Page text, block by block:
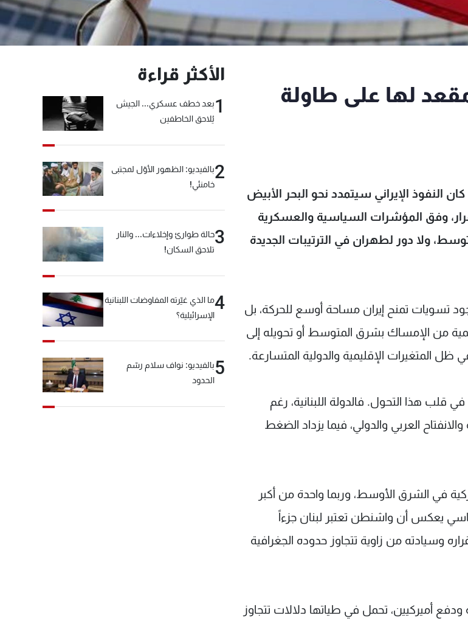
لها على طاولة
النفوذ الإيراني سيتمدد نحو البحر الأبيض
وفق المؤشرات السياسية والعسكرية
ولا دور لطهران في الترتيبات الجديدة
تسويات تمنح إيران مساحة أوسع للحركة، بل
من الإمساك بشرق المتوسط أو تحويله إلى
المتغيرات الإقليمية والدولية المتسارعة.
قلب هذا التحول. فالدولة اللبنانية، رغم
العربي والدولي، فيما يزداد الضغط
في الشرق الأوسط، وربما واحدة من أكبر
يعكس أن واشنطن تعتبر لبنان جزءاً
وسيادته من زاوية تتجاوز حدوده الجغرافية
ودفع أميركيين، تحمل في طياتها دلالات تتجاوز
الأكثر قراءة
1بعد خطف عسكري... الجيش
يُلاحق الخاطفين
2بالفيديو: الظهور الأوّل لمجتبى
خامنئي!
3حالة طوارئ وإخلاءات... والنار
تلاحق السكان!
4ما الذي غيّرته المفاوضات اللبنانية
الإسرائيلية؟
5بالفيديو: نواف سلام رسّم
الحدود